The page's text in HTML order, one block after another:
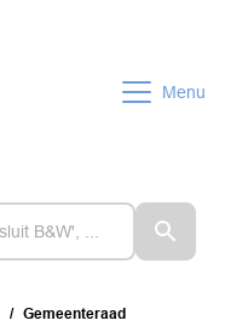
Menu
Gemeenteraad